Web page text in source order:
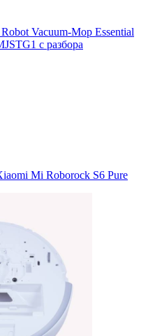
Vacuum-Mop Essential
с разбора
Mi Roborock S6 Pure